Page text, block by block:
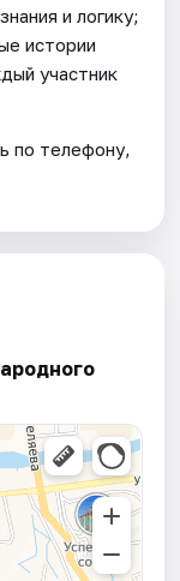
и логику;
истории
участник
по телефону,